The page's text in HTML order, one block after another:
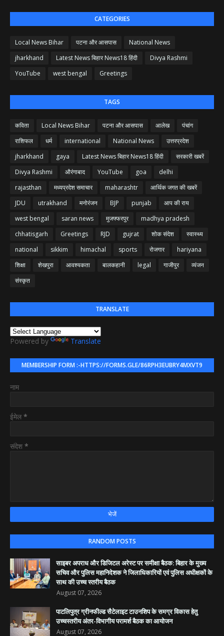
CATEGORIES
Local News Bihar पटना और आसपास
National News
jharkhand
Latest News बिहार News18 हिंदी
Divya Rashmi
YouTube
west bengal Greetings
TAGS
कविता Local News Bihar पटना और आसपास आलेख
पंचांग
राशिफल
धर्म international National News
उत्तरप्रदेश
jharkhand
gaya Latest News बिहार News18 हिंदी
सरकारी खबरें
Divya Rashmi
औरंगाबाद YouTube goa
delhi
rajasthan
मध्यप्रदेश समाचार maharashtr
आर्थिक जगत की खबरें
JDU
utrakhand मनोरंजन BJP punjab
आप की राय
west bengal
saran news मुजफ्फरपुर
madhya pradesh
chhatisgarh
Greetings RJD gujrat शोक संदेश
स्वास्थ्य
national
sikkim himachal sports रोजगार
hariyana
शिक्षा
शेखपुरा आवश्यकता बालकहानी legal गाजीपुर
व्यंजन
संस्कृत
TRANSLATE
Powered by Translate
MEMBERSHIP FORM :-HTTPS://FORMS.GLE/86RPH3EUBRY4MXVT9
नाम
ईमेल *
संदेश *
RANDOM POSTS
साइबर अपराध और डिजिटल अरेस्ट पर समीक्षा बैठक: बिहार के मुख्य
सचिव और पुलिस महानिदेशक ने जिलाधिकारियों एवं पुलिस अधीक्षकों के
साथ की उच्च स्तरीय बैठक
August 07, 2026
पाटलिपुत्र ग्रीनफील्ड सैटेलाइट टाउनशिप के समग्र विकास हेतु
उच्चस्तरीय अंतर-विभागीय परामर्श बैठक का आयोजन
August 07, 2026